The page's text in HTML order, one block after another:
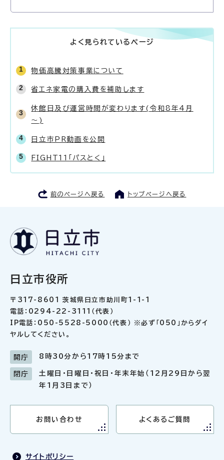
よく見られているページ
物価高騰対策事業について
省エネ家電の購入費を補助します
休館日及び運営時間が変わります(令和8年4月
～)
日立市PR動画を公開
FIGHT11「パスとく」
前のページへ戻る トップページへ戻る
日立市役所
〒317-8601 茨城県日立市助川町1-1-1
電話：0294-22-3111（代表）
IP電話：050-5528-5000（代表） ※必ず「050」からダイ
ヤルしてください。
開庁 8時30分から17時15分まで
閉庁
土曜日・日曜日・祝日・年末年始（12月29日から翌
年1月3日まで）
お問い合わせ よくあるご質問
サイトポリシー